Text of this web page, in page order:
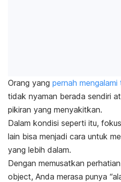
Orang yang pernah mengalami
tidak nyaman berada sendiri
pikiran yang menyakitkan.
Dalam kondisi seperti itu,
lain bisa menjadi cara untuk
yang lebih dalam.
Dengan memusatkan
object, Anda merasa punya